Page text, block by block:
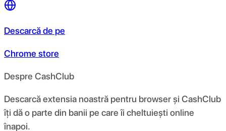
Descarcă de pe
Chrome store
Despre CashClub
Descarcă extensia noastră pentru browser și CashClub
îți dă o parte din banii pe care îi cheltuiești online
înapoi.